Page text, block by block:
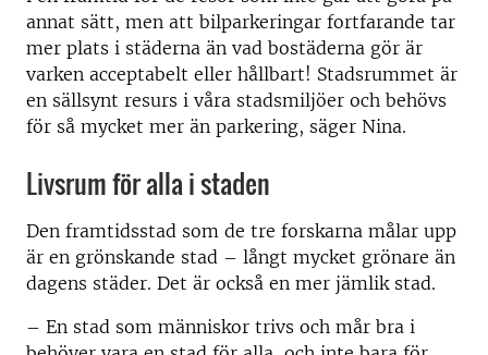
annat sätt, men att bilparkeringar fortfarande tar
mer plats i städerna än vad bostäderna gör är
varken acceptabelt eller hållbart! Stadsrummet är
en sällsynt resurs i våra stadsmiljöer och behövs
för så mycket mer än parkering, säger Nina.
Livsrum för alla i staden
Den framtidsstad som de tre forskarna målar upp
är en grönskande stad – långt mycket grönare än
dagens städer. Det är också en mer jämlik stad.
– En stad som människor trivs och mår bra i